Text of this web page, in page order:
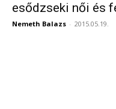
esődzseki női és
Nemeth Balazs - 2015.05.19.